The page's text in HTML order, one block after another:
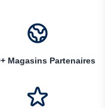
Magasins Partenaires